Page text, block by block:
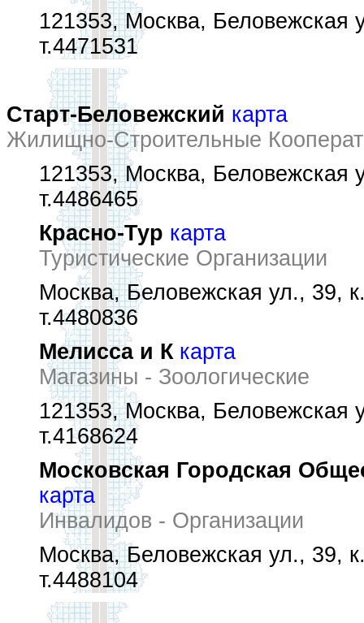
121353, Москва, Беловежская
т.4471531
Старт-Беловежский карта
Жилищно-Строительные
121353, Москва, Беловежская
т.4486465
Красно-Тур карта
Туристические Организации
Москва, Беловежская ул., 39,
т.4480836
Мелисса и К карта
Магазины - Зоологические
121353, Москва, Беловежская
т.4168624
Московская Городская
карта
Инвалидов - Организации
Москва, Беловежская ул., 39,
т.4488104